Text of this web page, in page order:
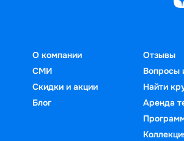
О компании
СМИ
Скидки и акции
Блог
Отзывы
Вопросы
Найти
Аренда